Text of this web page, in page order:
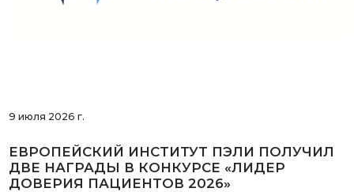
9 июля 2026 г.
ЕВРОПЕЙСКИЙ ИНСТИТУТ ПЭЛИ ПОЛУЧИЛ
ДВЕ НАГРАДЫ В КОНКУРСЕ «ЛИДЕР
ДОВЕРИЯ ПАЦИЕНТОВ 2026»